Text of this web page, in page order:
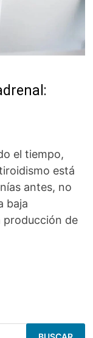
el tiempo,
está
antes, no
baja
producción de